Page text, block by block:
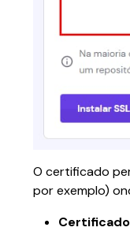
O certificado
por exemplo)
Certificado